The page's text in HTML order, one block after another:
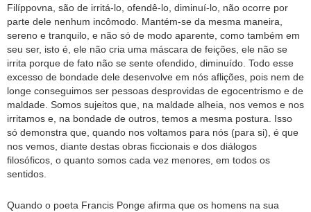
Filíppovna, são de irritá-lo, ofendê-lo, diminuí-lo, não ocorre por
parte dele nenhum incômodo. Mantém-se da mesma maneira,
sereno e tranquilo, e não só de modo aparente, como também em
seu ser, isto é, ele não cria uma máscara de feições, ele não se
irrita porque de fato não se sente ofendido, diminuído. Todo esse
excesso de bondade dele desenvolve em nós aflições, pois nem de
longe conseguimos ser pessoas desprovidas de egocentrismo e de
maldade. Somos sujeitos que, na maldade alheia, nos vemos e nos
irritamos e, na bondade de outros, temos a mesma postura. Isso
só demonstra que, quando nos voltamos para nós (para si), é que
nos vemos, diante destas obras ficcionais e dos diálogos
filosóficos, o quanto somos cada vez menores, em todos os
sentidos.
Quando o poeta Francis Ponge afirma que os homens na sua